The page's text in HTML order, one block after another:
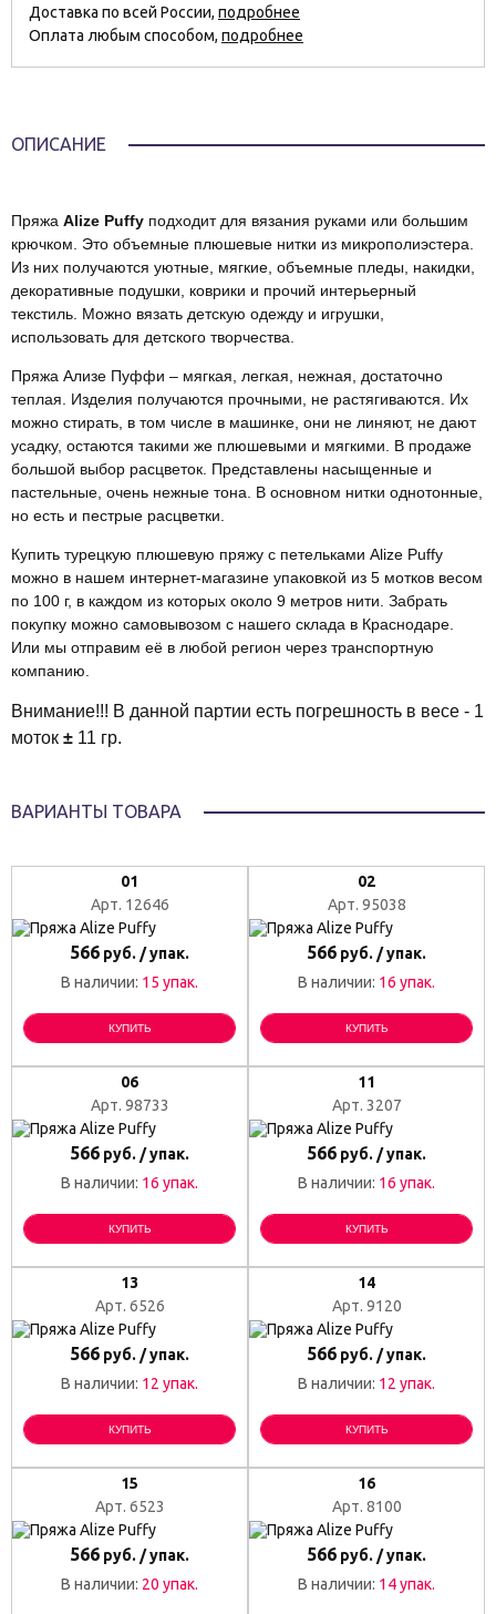
Доставка по всей России, подробнее
Оплата любым способом, подробнее
ОПИСАНИЕ
Пряжа Alize Puffy подходит для вязания руками или большим
крючком. Это объемные плюшевые нитки из микрополиэстера.
Из них получаются уютные, мягкие, объемные пледы, накидки,
декоративные подушки, коврики и прочий интерьерный
текстиль. Можно вязать детскую одежду и игрушки,
использовать для детского творчества.
Пряжа Ализе Пуффи – мягкая, легкая, нежная, достаточно
теплая. Изделия получаются прочными, не растягиваются. Их
можно стирать, в том числе в машинке, они не линяют, не дают
усадку, остаются такими же плюшевыми и мягкими. В продаже
большой выбор расцветок. Представлены насыщенные и
пастельные, очень нежные тона. В основном нитки однотонные,
но есть и пестрые расцветки.
Купить турецкую плюшевую пряжу с петельками Alize Puffy
можно в нашем интернет-магазине упаковкой из 5 мотков весом
по 100 г, в каждом из которых около 9 метров нити. Забрать
покупку можно самовывозом с нашего склада в Краснодаре.
Или мы отправим её в любой регион через транспортную
компанию.
Внимание!!! В данной партии есть погрешность в весе - 1
моток ± 11 гр.
ВАРИАНТЫ ТОВАРА
01
Арт. 12646
566 руб. / упак.
В наличии: 15 упак.
КУПИТЬ
02
Арт. 95038
566 руб. / упак.
В наличии: 16 упак.
КУПИТЬ
06
Арт. 98733
566 руб. / упак.
В наличии: 16 упак.
КУПИТЬ
11
Арт. 3207
566 руб. / упак.
В наличии: 16 упак.
КУПИТЬ
13
Арт. 6526
566 руб. / упак.
В наличии: 12 упак.
КУПИТЬ
14
Арт. 9120
566 руб. / упак.
В наличии: 12 упак.
КУПИТЬ
15
Арт. 6523
566 руб. / упак.
В наличии: 20 упак.
16
Арт. 8100
566 руб. / упак.
В наличии: 14 упак.